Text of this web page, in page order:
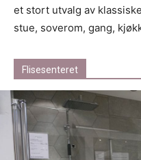
et stort utvalg av
stue, soverom, gang,
Flisesenteret